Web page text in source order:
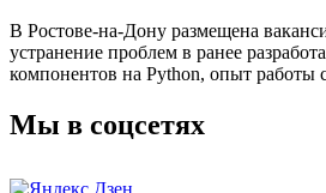
В Ростове-на-Дону размещена
уcтранение проблем в ранее
компонентов на Python, опыт работы
Мы в соцсетях